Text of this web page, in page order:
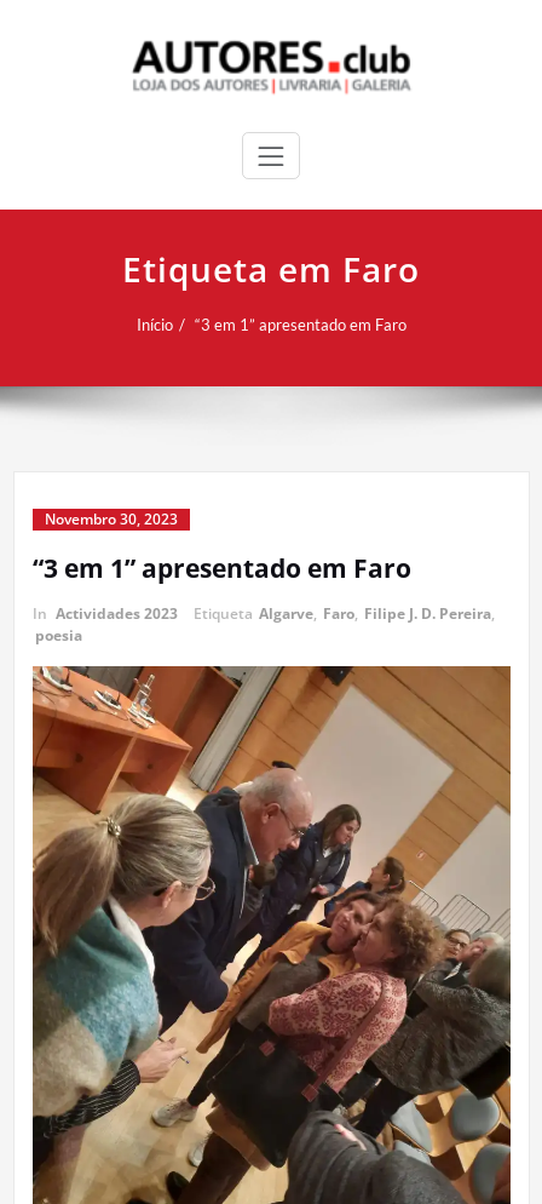
Etiqueta em Faro
Início “3 em 1” apresentado em Faro
Novembro 30, 2023
“3 em 1” apresentado em Faro
In Actividades 2023 Etiqueta Algarve, Faro, Filipe J. D. Pereira,
poesia